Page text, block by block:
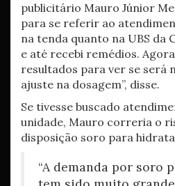
publicitário Mauro Júnior
para se referir ao
na tenda quanto na UBS da
e até recebi remédios.
resultados para ver se será
ajuste na dosagem”, disse.
Se tivesse buscado
unidade, Mauro correria o
disposição soro para
“A demanda por soro